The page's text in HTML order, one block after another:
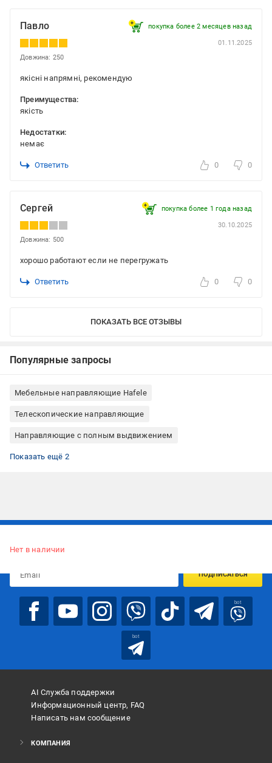
Павло покупка более 2 месяцев назад
01.11.2025
Довжина: 250
якісні напрямні, рекомендую
Преимущества:
якість
Недостатки:
немає
Ответить 0 0
Сергей покупка более 1 года назад
30.10.2025
Довжина: 500
хорошо работают если не перегружать
Ответить 0 0
ПОКАЗАТЬ ВСЕ ОТЗЫВЫ
Популярные запросы
Мебельные направляющие Hafele
Телескопические направляющие
Направляющие с полным выдвижением
Выдвижные системы и направляющие сталь
Выдвижные системы и направляющие боковые
Показать ещё 2
Нет в наличии
ПОДПИСАТЬСЯ
bot
bot
AI Служба поддержки
Информационный центр, FAQ
Написать нам сообщение
КОМПАНИЯ